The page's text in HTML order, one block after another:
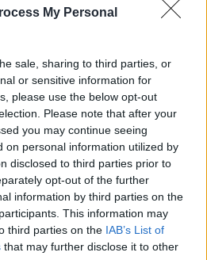
My Personal
sale, sharing to third parties, or
or sensitive information for
please use the below opt-out
Please note that after your
you may continue seeing
on personal information utilized by
disclosed to third parties prior to
opt-out of the further
information by third parties on the
This information may
third parties on the IAB’s List of
that may further disclose it to other
igrarije: Otroci bodo na
igrarijah slikali z akvareli
2026
Kazenskega zakonika je
za javno spodbujanje
Komentarji z žaljivimi,